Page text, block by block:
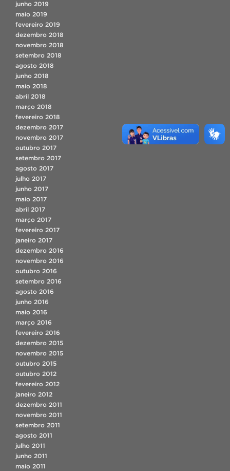
junho 2019
maio 2019
fevereiro 2019
dezembro 2018
novembro 2018
setembro 2018
agosto 2018
junho 2018
maio 2018
abril 2018
março 2018
fevereiro 2018
dezembro 2017
novembro 2017
outubro 2017
setembro 2017
agosto 2017
julho 2017
junho 2017
maio 2017
abril 2017
março 2017
fevereiro 2017
janeiro 2017
dezembro 2016
novembro 2016
outubro 2016
setembro 2016
agosto 2016
junho 2016
maio 2016
março 2016
fevereiro 2016
dezembro 2015
novembro 2015
outubro 2015
outubro 2012
fevereiro 2012
janeiro 2012
dezembro 2011
novembro 2011
setembro 2011
agosto 2011
julho 2011
junho 2011
maio 2011